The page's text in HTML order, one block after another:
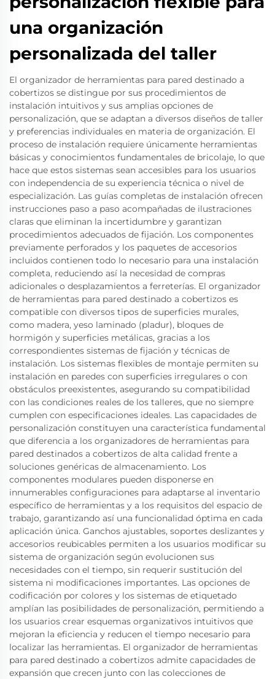
una organización
personalizada del taller
El organizador de herramientas para pared destinado a
cobertizos se distingue por sus procedimientos de
instalación intuitivos y sus amplias opciones de
personalización, que se adaptan a diversos diseños de taller
y preferencias individuales en materia de organización. El
proceso de instalación requiere únicamente herramientas
básicas y conocimientos fundamentales de bricolaje, lo que
hace que estos sistemas sean accesibles para los usuarios
con independencia de su experiencia técnica o nivel de
especialización. Las guías completas de instalación ofrecen
instrucciones paso a paso acompañadas de ilustraciones
claras que eliminan la incertidumbre y garantizan
procedimientos adecuados de fijación. Los componentes
previamente perforados y los paquetes de accesorios
incluidos contienen todo lo necesario para una instalación
completa, reduciendo así la necesidad de compras
adicionales o desplazamientos a ferreterías. El organizador
de herramientas para pared destinado a cobertizos es
compatible con diversos tipos de superficies murales,
como madera, yeso laminado (pladur), bloques de
hormigón y superficies metálicas, gracias a los
correspondientes sistemas de fijación y técnicas de
instalación. Los sistemas flexibles de montaje permiten su
instalación en paredes con superficies irregulares o con
obstáculos preexistentes, asegurando su compatibilidad
con las condiciones reales de los talleres, que no siempre
cumplen con especificaciones ideales. Las capacidades de
personalización constituyen una característica fundamental
que diferencia a los organizadores de herramientas para
pared destinados a cobertizos de alta calidad frente a
soluciones genéricas de almacenamiento. Los
componentes modulares pueden disponerse en
innumerables configuraciones para adaptarse al inventario
específico de herramientas y a los requisitos del espacio de
trabajo, garantizando así una funcionalidad óptima en cada
aplicación única. Ganchos ajustables, soportes deslizantes y
accesorios reubicables permiten a los usuarios modificar su
sistema de organización según evolucionen sus
necesidades con el tiempo, sin requerir sustitución del
sistema ni modificaciones importantes. Las opciones de
codificación por colores y los sistemas de etiquetado
amplían las posibilidades de personalización, permitiendo a
los usuarios crear esquemas organizativos intuitivos que
mejoran la eficiencia y reducen el tiempo necesario para
localizar las herramientas. El organizador de herramientas
para pared destinado a cobertizos admite capacidades de
expansión que crecen junto con las colecciones de